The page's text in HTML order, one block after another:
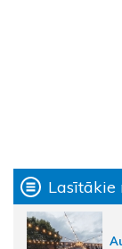
Lasītākie